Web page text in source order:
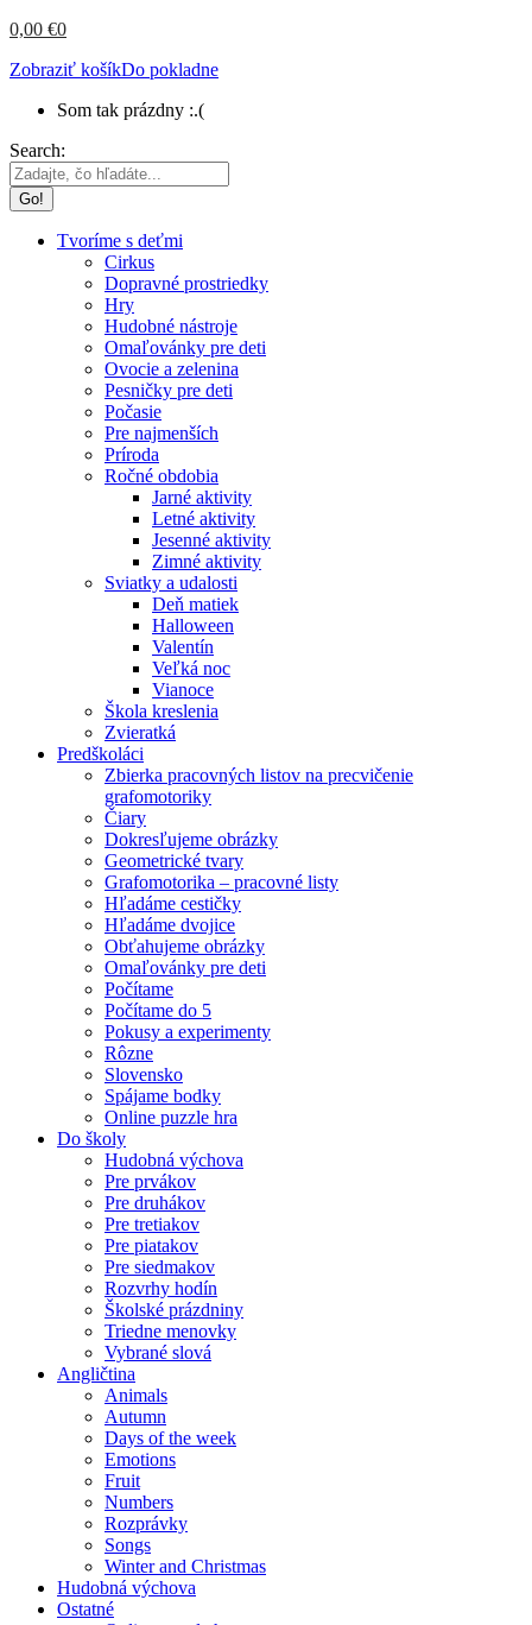
0,00 €0
Zobraziť košíkDo pokladne
Som tak prázdny :.(
Search:
Tvoríme s deťmi
Cirkus
Dopravné prostriedky
Hry
Hudobné nástroje
Omaľovánky pre deti
Ovocie a zelenina
Pesničky pre deti
Počasie
Pre najmenších
Príroda
Ročné obdobia
Jarné aktivity
Letné aktivity
Jesenné aktivity
Zimné aktivity
Sviatky a udalosti
Deň matiek
Halloween
Valentín
Veľká noc
Vianoce
Škola kreslenia
Zvieratká
Predškoláci
Zbierka pracovných listov na precvičenie
grafomotoriky
Čiary
Dokresľujeme obrázky
Geometrické tvary
Grafomotorika – pracovné listy
Hľadáme cestičky
Hľadáme dvojice
Obťahujeme obrázky
Omaľovánky pre deti
Počítame
Počítame do 5
Pokusy a experimenty
Rôzne
Slovensko
Spájame bodky
Online puzzle hra
Do školy
Hudobná výchova
Pre prvákov
Pre druhákov
Pre tretiakov
Pre piatakov
Pre siedmakov
Rozvrhy hodín
Školské prázdniny
Triedne menovky
Vybrané slová
Angličtina
Animals
Autumn
Days of the week
Emotions
Fruit
Numbers
Rozprávky
Songs
Winter and Christmas
Hudobná výchova
Ostatné